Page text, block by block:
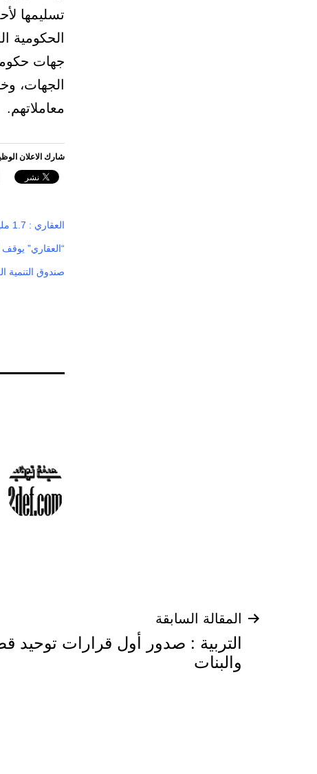
تسليمها
الحكومية
الجهات،
معاملاتهم.
شارك الاعلان
العقاري : 1.7 مليون طلب قرض بدون أرض .. والمطابقة خلال أيام
“العقاري”
صندوق التنمية
تصفّح
المقالات
المقالة السابقة
التربية : صدور أول قرارات توحيد
والبنات